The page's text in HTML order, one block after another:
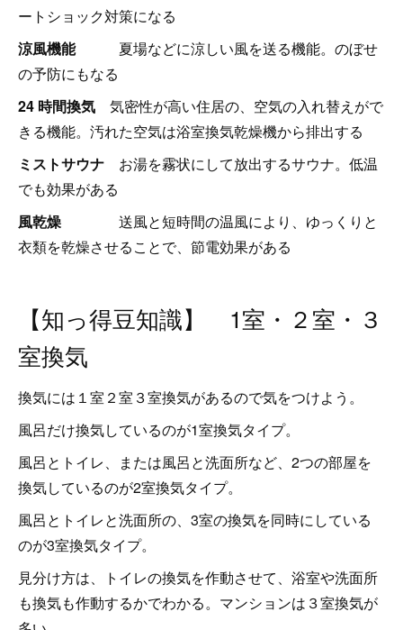
ートショック対策になる
涼風機能夏場などに涼しい風を送る機能。のぼせ
の予防にもなる
24 時間換気 気密性が高い住居の、空気の入れ替えがで
きる機能。汚れた空気は浴室換気乾燥機から排出する
ミストサウナ お湯を霧状にして放出するサウナ。低温
でも効果がある
風乾燥 送風と短時間の温風により、ゆっくりと
衣類を乾燥させることで、節電効果がある
【知っ得豆知識】 1室・２室・３
室換気
換気には１室２室３室換気があるので気をつけよう。
風呂だけ換気しているのが1室換気タイプ。
風呂とトイレ、または風呂と洗面所など、2つの部屋を
換気しているのが2室換気タイプ。
風呂とトイレと洗面所の、3室の換気を同時にしている
のが3室換気タイプ。
見分け方は、トイレの換気を作動させて、浴室や洗面所
も換気も作動するかでわかる。マンションは３室換気が